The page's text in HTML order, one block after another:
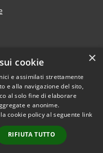
2025
Copyright © 2026 • Comune di
Osio Sotto • Powered by
Municipium•
Accesso
redazione
×
cookie
e assimilati strettamente
e alla navigazione del sito,
al solo fine di elaborare
e anonime.
cookie policy al seguente link
RIFIUTA TUTTO